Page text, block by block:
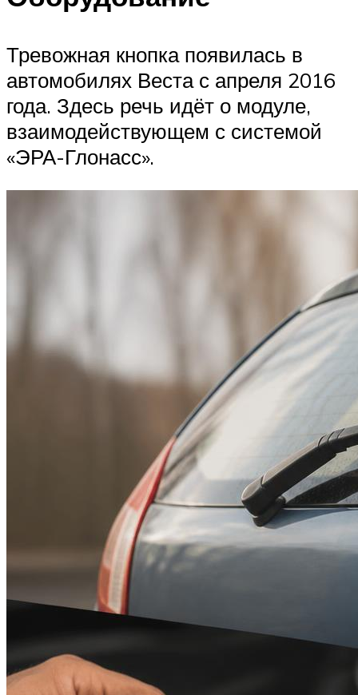
Тревожная кнопка появилась в
автомобилях Веста с апреля 2016
года. Здесь речь идёт о модуле,
взаимодействующем с системой
«ЭРА-Глонасс».